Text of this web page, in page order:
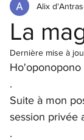
La
Alix d'Antras
Dernière mise à
Ho'oponopono
.
Suite à mon
session privée
.